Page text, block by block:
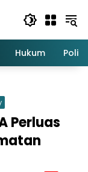
Hukum Politik
Perluas